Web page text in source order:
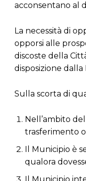
acconsentano al
La necessità di
opporsi alle
discoste della
disposizione dalla
Sulla scorta di
Nell’ambito
trasferimento
Il Municipio è
qualora